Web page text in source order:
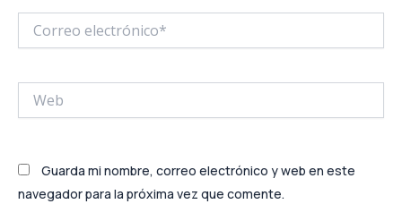
electrónico*
Guarda mi nombre, correo electrónico y web en este
navegador para la próxima vez que comente.